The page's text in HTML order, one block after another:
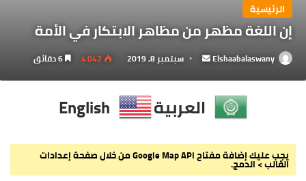
الرئيسية
إن اللغة مظهر من مظاهر الابتكار في الأمة
Elshaabalaswany
أرسل سبتمبر 8, 2019 4٬042
العربية English
يجب عليك إضافة مفتاح Google Map API من خلال صفحة إعدادات
القالب > الدمج.